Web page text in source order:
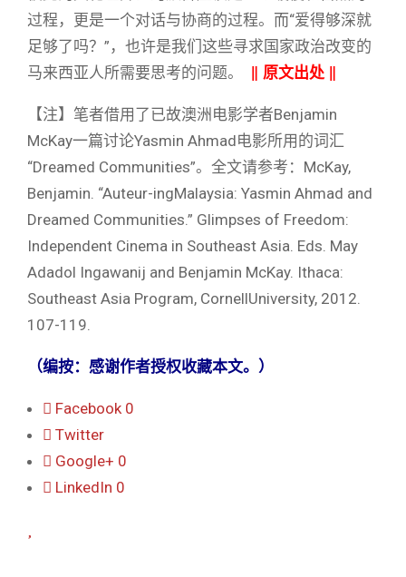
过程，更是一个对话与协商的过程。而“爱得够深就
足够了吗？”，也许是我们这些寻求国家政治改变的
马来西亚人所需要思考的问题。
‖ 原文出处 ‖
【注】笔者借用了已故澳洲电影学者Benjamin
McKay一篇讨论Yasmin Ahmad电影所用的词汇
“Dreamed Communities”。全文请参考：McKay,
Benjamin. “Auteur-ingMalaysia: Yasmin Ahmad and
Dreamed Communities.” Glimpses of Freedom:
Independent Cinema in Southeast Asia. Eds. May
Adadol Ingawanij and Benjamin McKay. Ithaca:
Southeast Asia Program, CornellUniversity, 2012.
107-119.
（编按：感谢作者授权收藏本文。）
Facebook 0
Twitter
Google+ 0
LinkedIn 0